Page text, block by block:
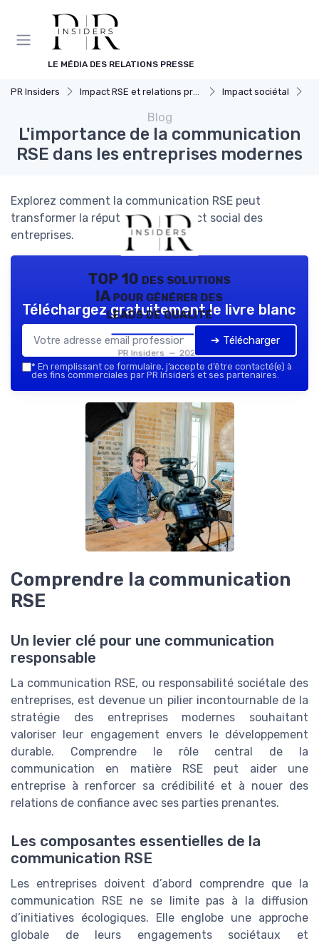
LE MÉDIA DES RELATIONS PRESSE
PR Insiders Impact RSE et relations presse Impact sociétal
Blog
L'importance de la communication
RSE dans les entreprises modernes
Explorez comment la communication RSE peut
transformer la réputation et l'impact social des
entreprises.
TOP 10 des solutions
IA pour générer des
leads de qualité
PR Insiders — 2026
Téléchargez gratuitement le livre blanc
➔ Télécharger
* En remplissant ce formulaire, j’accepte d’être contacté(e) à
des fins commerciales par PR Insiders et ses partenaires.
Comprendre la communication
RSE
Un levier clé pour une communication
responsable
La communication RSE, ou responsabilité sociétale des
entreprises, est devenue un pilier incontournable de la
stratégie des entreprises modernes souhaitant
valoriser leur engagement envers le développement
durable. Comprendre le rôle central de la
communication en matière RSE peut aider une
entreprise à renforcer sa crédibilité et à nouer des
relations de confiance avec ses parties prenantes.
Les composantes essentielles de la
communication RSE
Les entreprises doivent d’abord comprendre que la
communication RSE ne se limite pas à la diffusion
d’initiatives écologiques. Elle englobe une approche
globale de leurs engagements sociétaux et